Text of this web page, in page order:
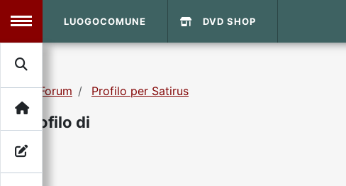
MENU
Search
LUOGOCOMUNE DVD SHOP
Forum Profilo per Satirus
Profilo di